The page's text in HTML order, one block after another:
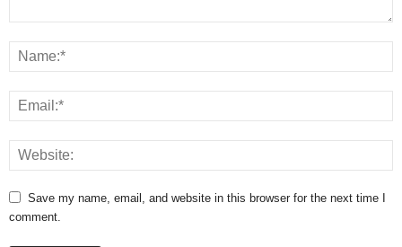
Save my name, email, and website in this browser for the next time I
comment.